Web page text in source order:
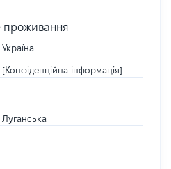
проживання
Україна
[Конфіденційна інформація]
Луганська